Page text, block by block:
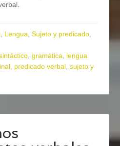
, Lengua,Sujeto y predicado,
,gramática, lengua
, predicado verbal,sujeto y